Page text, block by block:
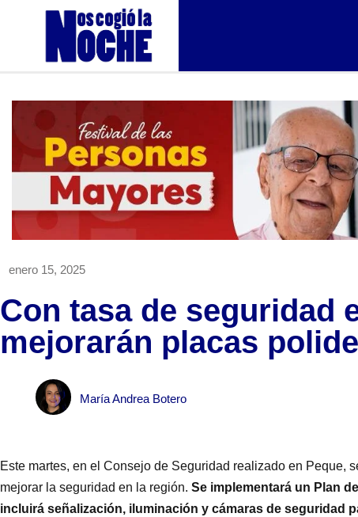
enero 15, 2025
Con tasa de seguridad
mejorarán placas
María Andrea Botero
Este martes, en el Consejo de Seguridad realizado en Peque,
mejorar la seguridad en la región. Se implementará un Plan
incluirá señalización, iluminación y cámaras de seguridad